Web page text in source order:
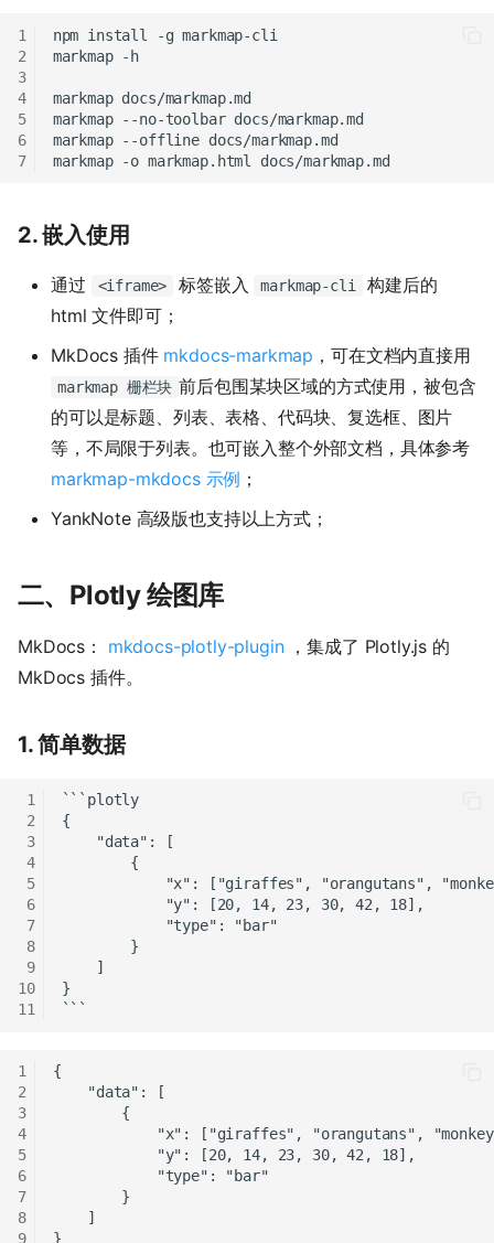
npm install -g
markmap
markmap
markmap --no-toolbar
markmap --offline
markmap -o markmap.html
2. 嵌入使用
通过 <iframe> 标签嵌入 markmap-cli
构建后的
html 文件即可；
MkDocs 插件 mkdocs-markmap ，可在文档内直接用
markmap 栅栏块 前后包围某块区域的方式使用，被包含
的可以是标题、列表、表格、代码块、复选框、图片
等，不局限于列表。也可嵌入整个外部文档，具体参考
markmap-mkdocs 示例 ；
YankNote 高级版也支持以上方式；
二、Plotly 绘图库
MkDocs： mkdocs-plotly-plugin ，集成了 Plotly.js 的
MkDocs 插件。
1. 简单数据